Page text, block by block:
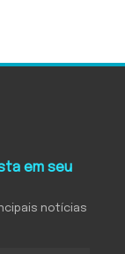
em seu
notícias